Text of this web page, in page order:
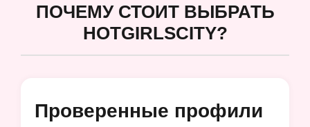
ПОЧЕМУ СТОИТ ВЫБРАТЬ
HOTGIRLSCITY?
Проверенные профили